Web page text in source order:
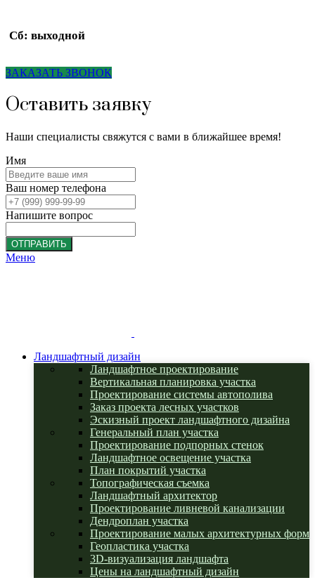
Сб: выходной
ЗАКАЗАТЬ ЗВОНОК
Оставить заявку
Наши специалисты свяжутся с вами в ближайшее время!
Имя
Ваш номер телефона
Напишите вопрос
ОТПРАВИТЬ
Меню
Ландшафтный дизайн
Ландшафтное проектирование
Вертикальная планировка участка
Проектирование системы автополива
Заказ проекта лесных участков
Эскизный проект ландшафтного дизайна
Генеральный план участка
Проектирование подпорных стенок
Ландшафтное освещение участка
План покрытий участка
Топографическая съемка
Ландшафтный архитектор
Проектирование ливневой канализации
Дендроплан участка
Проектирование малых архитектурных форм
Геопластика участка
3D-визуализация ландшафта
Цены на ландшафтный дизайн